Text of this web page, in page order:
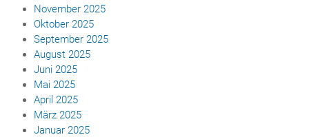
November 2025
Oktober 2025
September 2025
August 2025
Juni 2025
Mai 2025
April 2025
März 2025
Januar 2025